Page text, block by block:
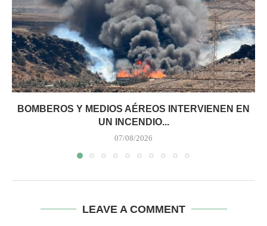
BOMBEROS Y MEDIOS AÉREOS INTERVIENEN EN
UN INCENDIO...
07/08/2026
LEAVE A COMMENT